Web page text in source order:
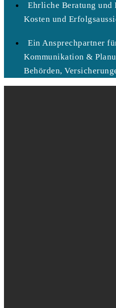
Ehrliche Beratung und
Kosten und
Ein Ansprechpartner
Kommunikation &
Behörden,